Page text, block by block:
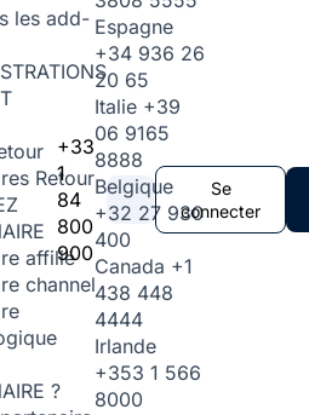
les add-
Retour
affilié
channel
?
+33
1
84
800
900
Espagne
+34 936 26
20 65
Italie +39
06 9165
8888
Belgique
+32 27 930
400
Canada +1
438 448
4444
Irlande
+353 1 566
8000
Se
connecter